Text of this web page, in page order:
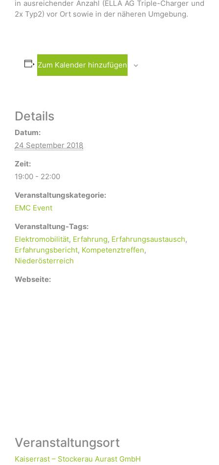
in ausreichender Anzahl (ELLA AG Triple-Charger und
2x Typ2) vor Ort sowie in der näheren Umgebung.
Zum Kalender hinzufügen
Details
Datum:
24 September 2018
Zeit:
19:00 - 22:00
Veranstaltungskategorie:
EMC Event
Veranstaltung-Tags:
Elektromobilität, Erfahrung, Erfahrungsaustausch,
Erfahrungsbericht, Kompetenztreffen,
Niederösterreich
Webseite:
Veranstaltungsort
Kaiserrast – Stockerau Aurast GmbH